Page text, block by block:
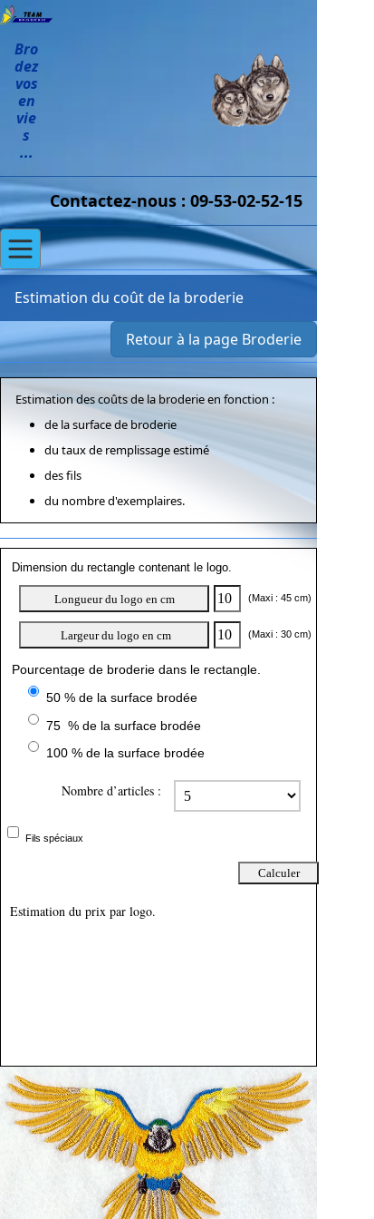
Bro
dez
vos
en
vie
s
...
Contactez-nous : 09-53-02-52-15
Estimation du coût de la broderie
Retour à la page Broderie
Estimation des coûts de la broderie en fonction :
de la surface de broderie
du taux de remplissage estimé
des fils
du nombre d'exemplaires.
Dimension du rectangle contenant le logo.
(Maxi : 45 cm)
(Maxi : 30 cm)
50 % de la surface brodée
75 % de la surface brodée
100 % de la surface brodée
Pourcentage de broderie dans le rectangle.
Nombre d’articles :
Fils spéciaux
Estimation du prix par logo.